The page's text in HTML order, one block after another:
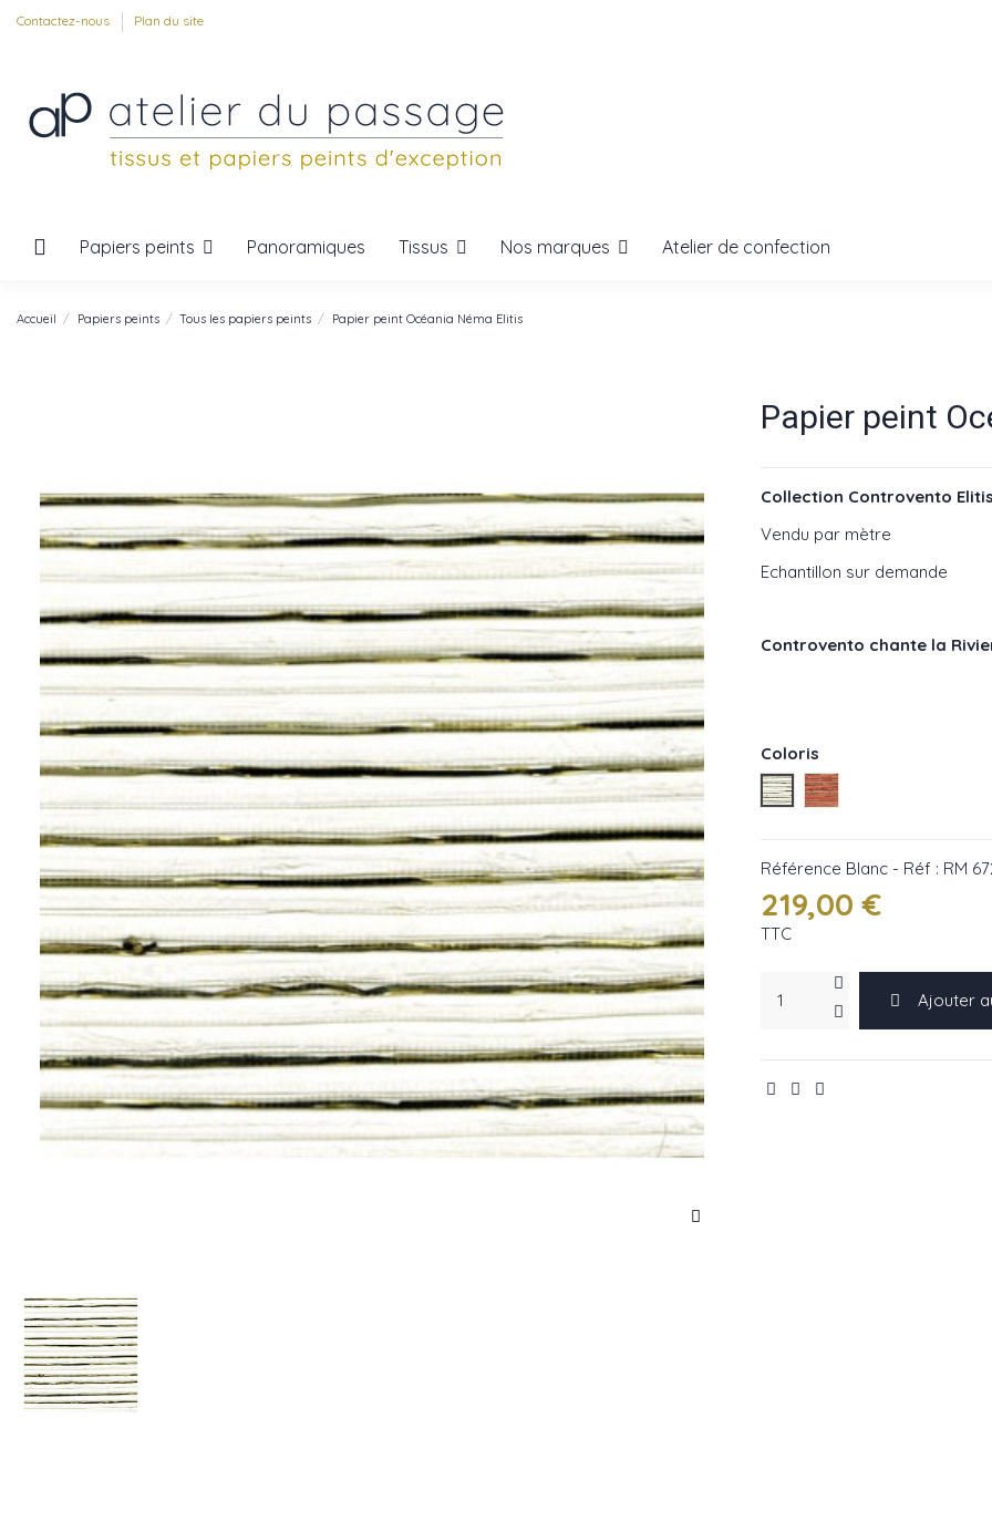
Contactez-nous Plan du site
Papiers peints Panoramiques Tissus Nos marques Atelier de confection
Accueil Papiers peints Tous les papiers peints Papier peint Océania Néma Elitis
Papier peint
Collection Controvento Elitis
Vendu par mètre
Echantillon sur demande
Controvento chante la
Coloris
Blanc - Réf : RM 672 01
Saumon - Réf : RM 672
Référence Blanc - Réf : RM
219,00 €
TTC
Ajouter